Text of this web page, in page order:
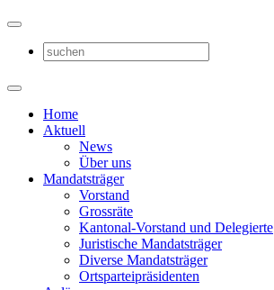
Home
Aktuell
News
Über uns
Mandatsträger
Vorstand
Grossräte
Kantonal-Vorstand und Delegierte
Juristische Mandatsträger
Diverse Mandatsträger
Ortsparteipräsidenten